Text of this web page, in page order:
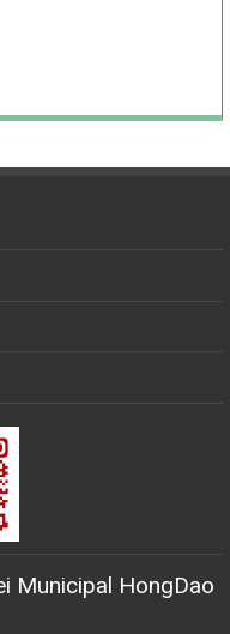
Municipal HongDao